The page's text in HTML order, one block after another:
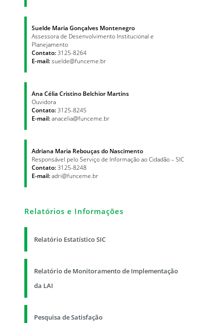
Suelde Maria Gonçalves Montenegro
Assessora de Desenvolvimento Institucional e
Planejamento
Contato: 3125-8264
E-mail:suelde@funceme.br
Ana Célia Cristino Belchior Martins
Ouvidora
Contato: 3125-8245
E-mail:anacelia@funceme.br
Adriana Maria Rebouças do Nascimento
Responsável pelo Serviço de Informação ao Cidadão – SIC
Contato: 3125-8248
E-mail:adri@funceme.br
Relatórios e Informações
Relatório Estatístico SIC
Relatório de Monitoramento de Implementação
da LAI
Pesquisa de Satisfação